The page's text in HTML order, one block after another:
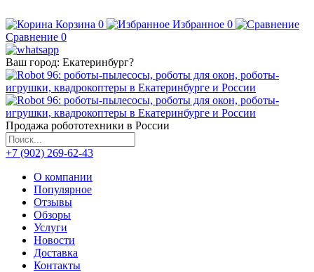
Корзина 0 Избранное 0
Сравнение 0
Ваш город: Екатеринбург?
Продажа робототехники в России
+7 (902) 269-62-43
О компании
Популярное
Отзывы
Обзоры
Услуги
Новости
Доставка
Контакты